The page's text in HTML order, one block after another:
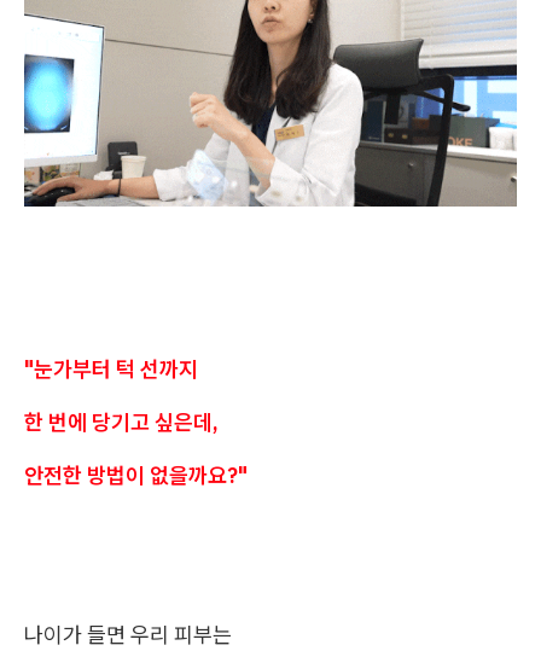
"눈가부터 턱 선까지
한 번에 당기고 싶은데,
안전한 방법이 없을까요?"
나이가 들면 우리 피부는